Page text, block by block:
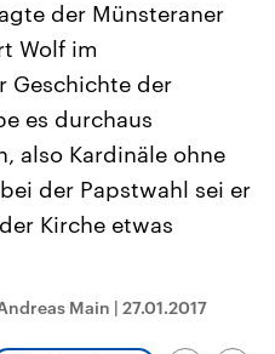
aus
USA
Aktuelle Beiträge,
Hintergründe
Wirtschaftlich und
gehören die Vereinigten
den mächtigsten Ländern
mit großem Einfluss auf
Podcasts
der Münsteraner
Wolf im
Geschichte der
es durchaus
also Kardinäle ohne
der Papstwahl sei er
Kirche etwas
Main | 27.01.2017